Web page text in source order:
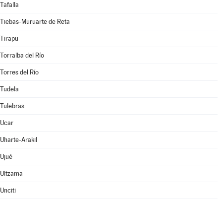
Tafalla
Tiebas-Muruarte de Reta
Tirapu
Torralba del Río
Torres del Río
Tudela
Tulebras
Ucar
Uharte-Arakil
Ujué
Ultzama
Unciti